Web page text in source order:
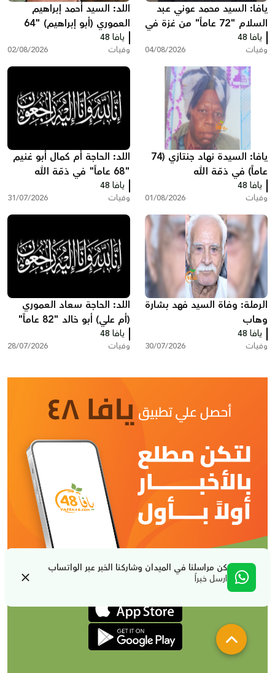
كن مراسلنا في الميدان وشاركنا الخبر عبر الواتساب
ارسل خبراً
يافا: السيد محمد عوني عبد
السلام "72 عاماً" من غزة في
ذمّة الله
يافا 48
وفيات 04/08/2026
اللد: السيد أحمد إبراهيم
العموري (أبو إبراهيم) "64
عاماً" في ذمّة الله
يافا 48
وفيات 02/08/2026
يافا: السيدة نهاد جنتازي (74
عاماً) في ذمّة الله
يافا 48
وفيات 01/08/2026
اللد: الحاجة أم كمال أبو غنيم
"68 عاماً" في ذمّة الله
يافا 48
وفيات 31/07/2026
الرملة: وفاة السيد فهد بشارة
وهاب
يافا 48
وفيات 30/07/2026
اللد: الحاجة سعاد العموري
(أم علي) أبو خالد "82 عاماً"
في ذمّة الله
يافا 48
وفيات 28/07/2026